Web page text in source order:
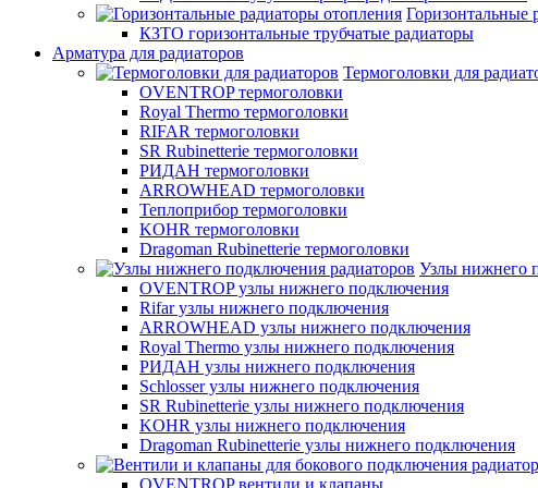
Горизонтальные
КЗТО горизонтальные трубчатые радиаторы
Арматура для радиаторов
Термоголовки для
OVENTROP термоголовки
Royal Thermo термоголовки
RIFAR термоголовки
SR Rubinetterie термоголовки
РИДАН термоголовки
ARROWHEAD термоголовки
Теплоприбор термоголовки
KOHR термоголовки
Dragoman Rubinetterie термоголовки
Узлы нижнего
OVENTROP узлы нижнего подключения
Rifar узлы нижнего подключения
ARROWHEAD узлы нижнего подключения
Royal Thermo узлы нижнего подключения
РИДАН узлы нижнего подключения
Schlosser узлы нижнего подключения
SR Rubinetterie узлы нижнего подключения
KOHR узлы нижнего подключения
Dragoman Rubinetterie узлы нижнего подключения
OVENTROP вентили и клапаны